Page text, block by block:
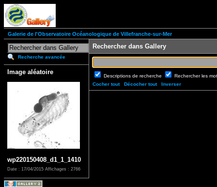
Galerie de l'Observatoire Océanologique de Villefranche-sur-Mer
Recherche avancée
Image aléatoire
wp220150408_d1_1_1410
Date : 17/04/2015 Affichages : 2766
Rechercher dans Gallery
Descriptions de recherche
Rechercher les
Cocher tout
Décocher tout Inverser